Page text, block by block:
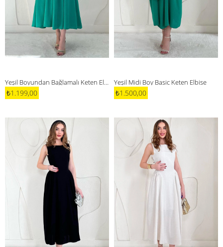
Yeşil Boyundan Bağlamalı Keten Elbise
₺1.199,00
Yeşil Midi Boy Basic Keten Elbise
₺1.500,00